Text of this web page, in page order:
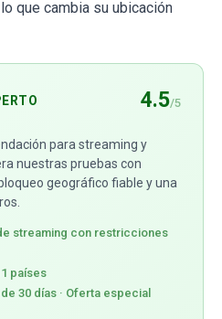
que cambia su ubicación
4.5/5
para streaming y
nuestras pruebas con
geográfico fiable y una
streaming con restricciones
países
30 días · Oferta especial